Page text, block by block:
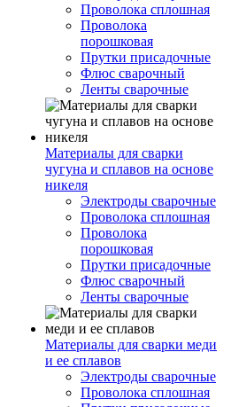
Проволока сплошная
Проволока
порошковая
Прутки присадочные
Флюс сварочный
Ленты сварочные
Материалы для сварки
чугуна и сплавов на основе
никеля
Электроды сварочные
Проволока сплошная
Проволока
порошковая
Прутки присадочные
Флюс сварочный
Ленты сварочные
Материалы для сварки меди
и ее сплавов
Электроды сварочные
Проволока сплошная